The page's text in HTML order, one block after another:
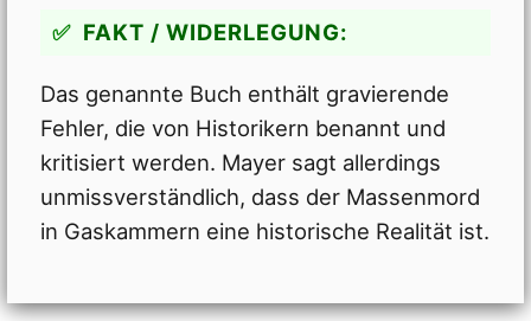
FAKT / WIDERLEGUNG:
Das genannte Buch enthält gravierende
Fehler, die von Historikern benannt und
kritisiert werden. Mayer sagt allerdings
unmissverständlich, dass der Massenmord
in Gaskammern eine historische Realität ist.